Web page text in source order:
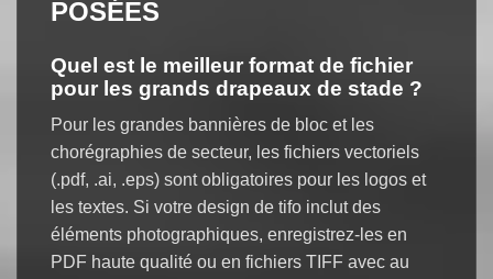
POSÉES
Quel est le meilleur format de fichier
pour les grands drapeaux de stade ?
Pour les grandes bannières de bloc et les
chorégraphies de secteur, les fichiers vectoriels
(.pdf, .ai, .eps) sont obligatoires pour les logos et
les textes. Si votre design de tifo inclut des
éléments photographiques, enregistrez-les en
PDF haute qualité ou en fichiers TIFF avec au